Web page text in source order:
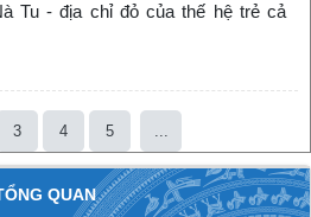
Tu - địa chỉ đỏ của thế hệ trẻ cả
3 4 5 ...
QUAN